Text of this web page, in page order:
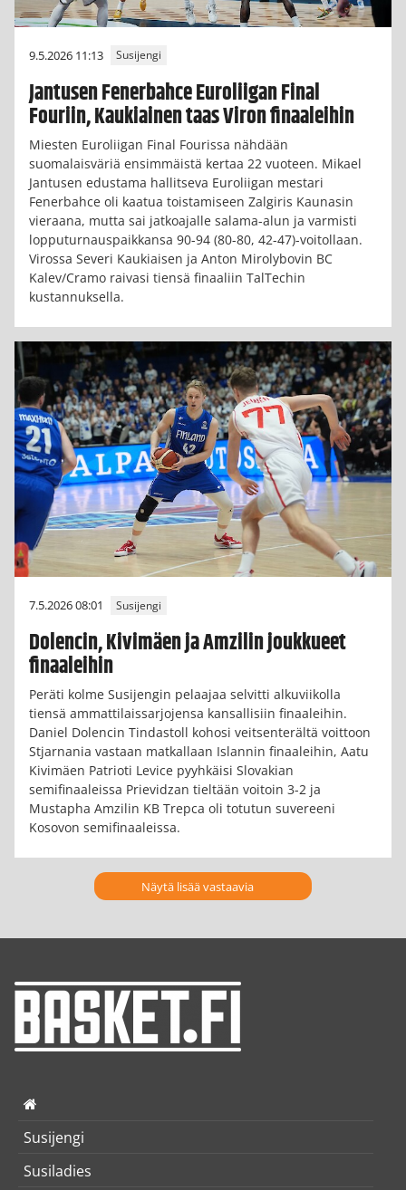
9.5.2026 11:13 Susijengi
Jantusen Fenerbahce Euroliigan Final
Fouriin, Kaukiainen taas Viron finaaleihin
Miesten Euroliigan Final Fourissa nähdään
suomalaisväriä ensimmäistä kertaa 22 vuoteen. Mikael
Jantusen edustama hallitseva Euroliigan mestari
Fenerbahce oli kaatua toistamiseen Zalgiris Kaunasin
vieraana, mutta sai jatkoajalle salama-alun ja varmisti
lopputurnauspaikkansa 90-94 (80-80, 42-47)-voitollaan.
Virossa Severi Kaukiaisen ja Anton Mirolybovin BC
Kalev/Cramo raivasi tiensä finaaliin TalTechin
kustannuksella.
7.5.2026 08:01 Susijengi
Dolencin, Kivimäen ja Amzilin joukkueet
finaaleihin
Peräti kolme Susijengin pelaajaa selvitti alkuviikolla
tiensä ammattilaissarjojensa kansallisiin finaaleihin.
Daniel Dolencin Tindastoll kohosi veitsenterältä voittoon
Stjarnania vastaan matkallaan Islannin finaaleihin, Aatu
Kivimäen Patrioti Levice pyyhkäisi Slovakian
semifinaaleissa Prievidzan tieltään voitoin 3-2 ja
Mustapha Amzilin KB Trepca oli totutun suvereeni
Kosovon semifinaaleissa.
Näytä lisää vastaavia
Susijengi
Susiladies